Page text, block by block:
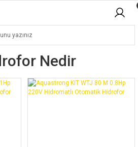
Nedir